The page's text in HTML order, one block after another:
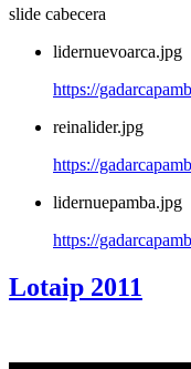
slide cabecera
lidernuevoarca.jpg
https://
reinalider.jpg
https://
lidernuepamba.jpg
https://
Lotaip 2011